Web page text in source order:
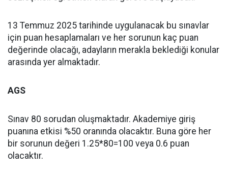
13 Temmuz 2025 tarihinde uygulanacak bu sınavlar
için puan hesaplamaları ve her sorunun kaç puan
değerinde olacağı, adayların merakla beklediği konular
arasında yer almaktadır.
AGS
Sınav 80 sorudan oluşmaktadır. Akademiye giriş
puanına etkisi %50 oranında olacaktır. Buna göre her
bir sorunun değeri 1.25*80=100 veya 0.6 puan
olacaktır.